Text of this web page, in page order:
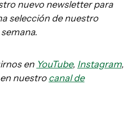
nuevo newsletter para
selección de nuestro
en YouTube, Instagram,
nuestro canal de